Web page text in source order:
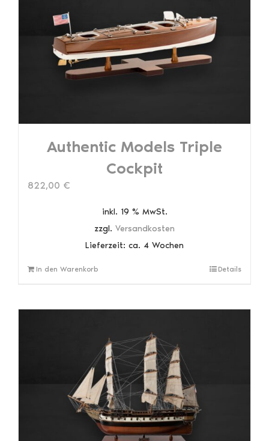
Authentic Models Triple
Cockpit
822,00 €
inkl. 19 % MwSt.
zzgl. Versandkosten
Lieferzeit: ca. 4 Wochen
In den Warenkorb Details